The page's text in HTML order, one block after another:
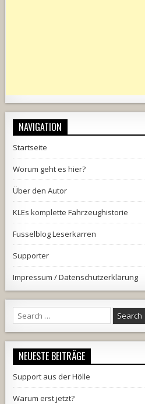
NAVIGATION
Startseite
Worum geht es hier?
Über den Autor
KLEs komplette Fahrzeughistorie
Fusselblog Leserkarren
Supporter
Impressum / Datenschutzerklärung
Search
for:
NEUESTE BEITRÄGE
Support aus der Hölle
Warum erst jetzt?